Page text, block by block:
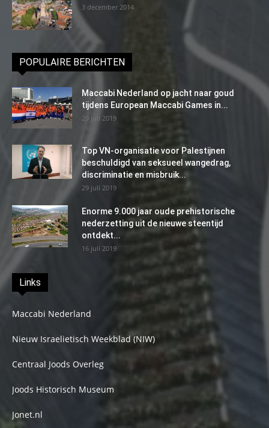
3 december 2014
POPULAIRE BERICHTEN
Maccabi Nederland op jacht naar goud
tijdens European Maccabi Games in...
29 juli 2019
Top VN-organisatie voor Palestijnen
beschuldigd van seksueel wangedrag,
discriminatie en misbruik...
29 juli 2019
Enorme 9.000 jaar oude prehistorische
nederzetting uit de nieuwe steentijd
ontdekt...
16 juli 2019
Links
Maccabi Nederland
Nieuw Israelietisch Weekblad (NIW)
Centraal Joods Overleg
Joods Historisch Museum
Jonet.nl